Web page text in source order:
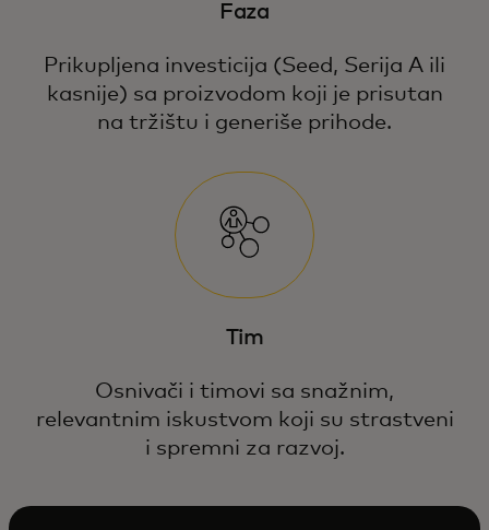
Faza
Prikupljena investicija (Seed, Serija A ili
kasnije) sa proizvodom koji je prisutan
na tržištu i generiše prihode.
Tim
Osnivači i timovi sa snažnim,
relevantnim iskustvom koji su strastveni
i spremni za razvoj.